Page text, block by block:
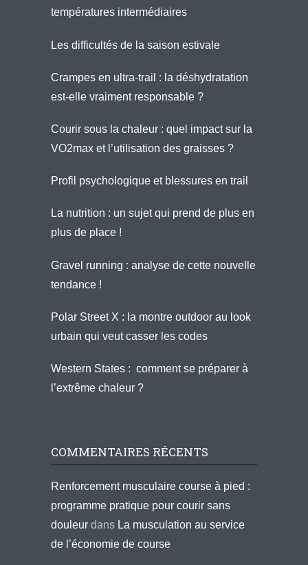
températures intermédiaires
Les difficultés de la saison estivale
Crampes en ultra-trail : la déshydratation
est-elle vraiment responsable ?
Courir sous la chaleur : quel impact sur la
VO2max et l’utilisation des graisses ?
Profil psychologique et blessures en trail
La nutrition : un sujet qui prend de plus en
plus de place !
Gravel running : analyse de cette nouvelle
tendance !
Polar Street X : la montre outdoor au look
urbain qui veut casser les codes
Western States : comment se préparer à
l’extrême chaleur ?
COMMENTAIRES RÉCENTS
Renforcement musculaire course à pied :
programme pratique pour courir sans
douleur dans La musculation au service
de l’économie de course